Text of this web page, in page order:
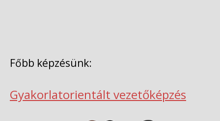
Főbb képzésünk:
Gyakorlatorientált vezetőképzés